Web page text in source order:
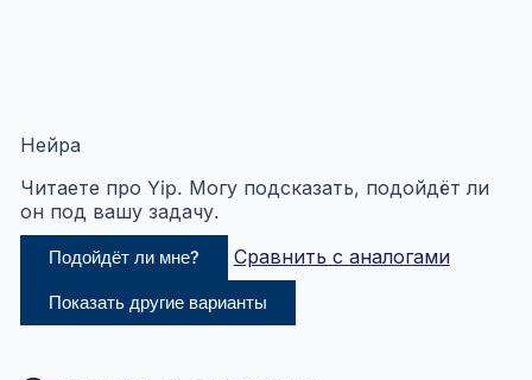
Нейра
Читаете про Yip. Могу подсказать, подойдёт ли
он под вашу задачу.
Подойдёт ли мне? Сравнить с аналогами
Показать другие варианты